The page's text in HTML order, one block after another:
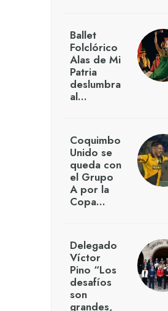
Ballet
Folclórico
Alas de Mi
Patria
deslumbra
al…
Coquimbo
Unido se
queda con
el Grupo
A por la
Copa…
Delegado
Víctor
Pino “Los
desafíos
son
grandes,